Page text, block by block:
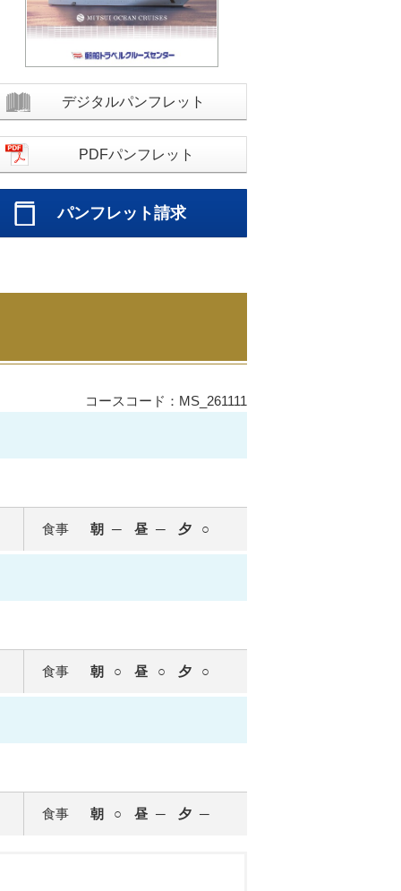
デジタルパンフレット
PDFパンフレット
パンフレット請求
コースコード：MS_261111
食事 朝 昼 夕
食事 朝 昼 夕
食事 朝 昼 夕